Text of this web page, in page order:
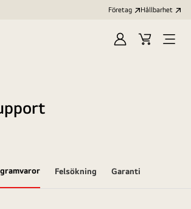
Företag Hållbarhet
LoggaKundvagn
Felsökning Garanti